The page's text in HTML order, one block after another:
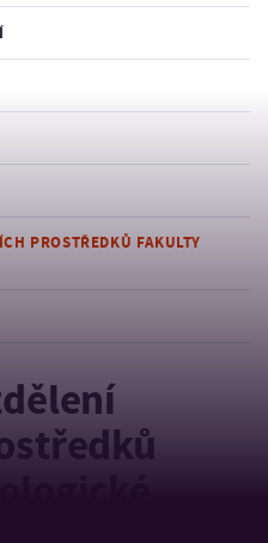
PROSTŘEDKŮ FAKULTY